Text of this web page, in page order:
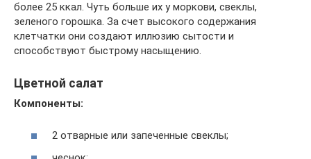
более 25 ккал. Чуть больше их у моркови, свеклы,
зеленого горошка. За счет высокого содержания
клетчатки они создают иллюзию сытости и
способствуют быстрому насыщению.
Цветной салат
Компоненты:
2 отварные или запеченные свеклы;